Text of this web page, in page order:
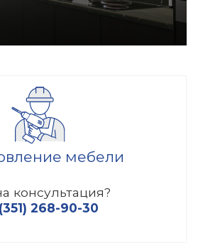
мебели
консультация?
268-90-30